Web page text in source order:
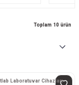
Toplam 10 ürün
Laboratuvar Cihazları